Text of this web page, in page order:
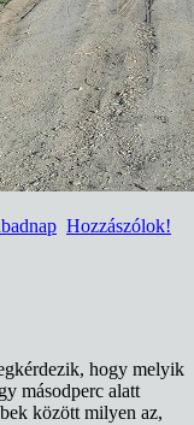
Hozzászólok!
hogy melyik
másodperc alatt
között milyen az,